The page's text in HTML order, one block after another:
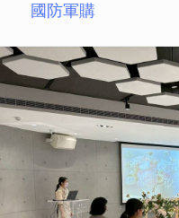
國防軍購